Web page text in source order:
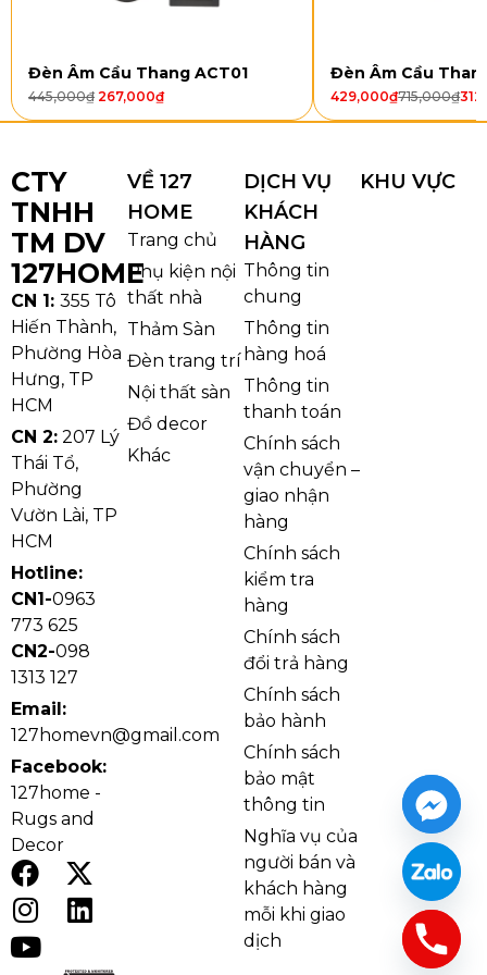
Mẫu đèn thả pha lê TPL011 nổi bật vớivành pha lê
đúc dạng khối băngbao quanh phần chùm hạt rơi
lánh, tỏa sáng xuống dưới và phản chiếu lên trần—
rất hợp treo giữa phòng khách, sảnh đón hay khu
vực bàn ăn lớn.
Pha lê K9: trong, độ tán quang cao, bề mặt cắt
sắc nét giúp ánh sáng rực rỡ nhưng vẫn êm mắt.
Khung kim loại xi mạ vàng : chắc chắn, bền
màu, chống oxy hóa, giữ vẻ sang trọng lâu dài.
Chi tiết đèn thả pha lê TPL011T600
Đèn Âm Cầu Thang ACT01
445,000₫ 267,000₫
Đèn Âm Cầu
715,000₫
429,000₫
CTY
TNHH
TM DV
127HOME
CN 1: 355 Tô
Hiến Thành,
Phường Hòa
Hưng, TP
HCM
CN 2: 207 Lý
Thái Tổ,
Phường
Vườn Lài, TP
HCM
Hotline:
CN1-0963
773 625
CN2-098
1313 127
Email:
127homevn@gmail.com
Facebook:
127home -
Rugs and
Decor
VỀ 127
HOME
Trang chủ
Phụ kiện nội
thất nhà
Thảm Sàn
Đèn trang trí
Nội thất sàn
Đồ decor
Khác
DỊCH VỤ
KHÁCH
HÀNG
Thông tin
chung
Thông tin
hàng hoá
Thông tin
thanh toán
Chính sách
vận chuyển –
giao nhận
hàng
Chính sách
kiểm tra
hàng
Chính sách
đổi trả hàng
Chính sách
bảo hành
Chính sách
bảo mật
thông tin
Nghĩa vụ của
người bán và
khách hàng
mỗi khi giao
dịch
KHU VỰC